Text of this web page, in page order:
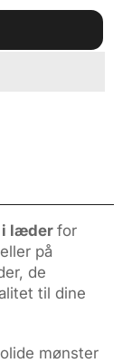
i læderfor
på
de
til dine
mønster